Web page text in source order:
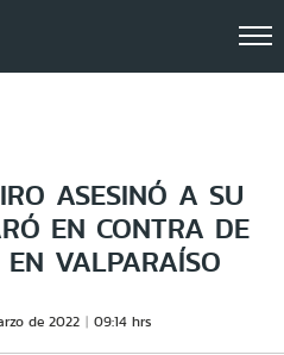
ASESINÓ A SU
EN CONTRA DE
VALPARAÍSO
de 2022 09:14 hrs